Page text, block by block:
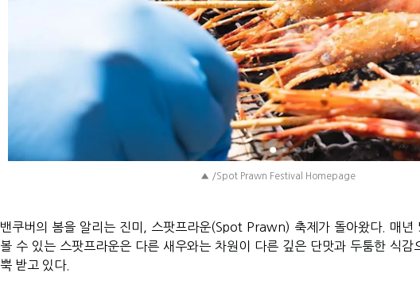
▲ /Spot Prawn Festival Homepage
밴쿠버의 봄을 알리는 진미, 스팟프라운(Spot Prawn) 축제가 돌아왔다. 매
볼 수 있는 스팟프라운은 다른 새우와는 차원이 다른 깊은 단맛과 두툼한 식감
뿍 받고 있다.